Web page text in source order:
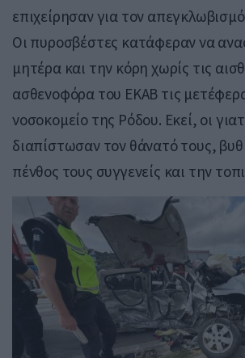
επιχείρησαν για τον
Οι πυροσβέστες κατάφεραν να
μητέρα και την κόρη χωρίς τις
ασθενοφόρα του ΕΚΑΒ τις
νοσοκομείο της Ρόδου. Εκεί, οι
διαπίστωσαν τον θάνατό τους,
πένθος τους συγγενείς και την